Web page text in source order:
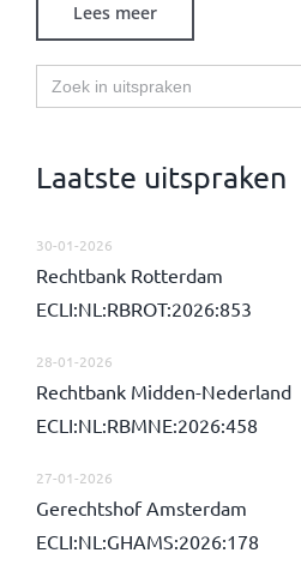
Lees meer
Zoek
naar:
Laatste uitspraken
30-01-2026
Rechtbank Rotterdam
ECLI:NL:RBROT:2026:853
28-01-2026
Rechtbank Midden-Nederland
ECLI:NL:RBMNE:2026:458
27-01-2026
Gerechtshof Amsterdam
ECLI:NL:GHAMS:2026:178